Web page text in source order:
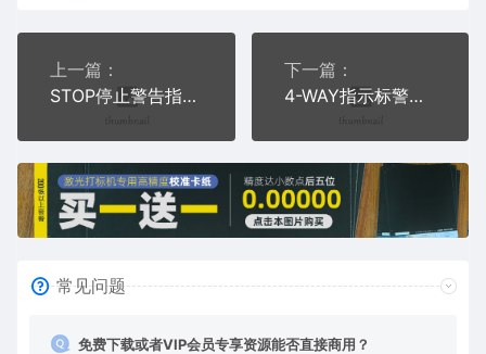
上一篇：
STOP停止警告指示牌AI8.0格式激光打标文件通用矢量图
下一篇：
4-WAY指示标警告AI8.0格式激光打标文件通用矢量图
常见问题
免费下载或者VIP会员专享资源能否直接商用？